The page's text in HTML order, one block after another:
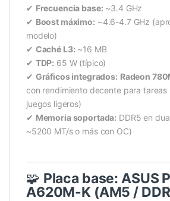
✔ Frecuencia base: ~3.4 GHz
✔ Boost máximo: ~4.6-4.7 GHz
modelo)
✔ Caché L3: ~16 MB
✔ TDP: 65 W (típico)
✔ Gráficos integrados: Radeon
con rendimiento decente para tareas
juegos ligeros)
✔ Memoria soportada: DDR5 en
~5200 MT/s o más con OC)
🧩 Placa base: ASUS
A620M-K (AM5 /